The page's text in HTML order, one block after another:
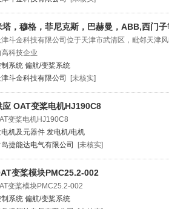
塔，穆格，菲尼克斯，巴赫曼，ABB,西门
津斗金科技有限公司位于天津市武清区，毗邻天津
科技企业
系统 偏航/变桨系统
津斗金科技有限公司
[未核实]
应 OAT变桨电机HJ190C8
变桨电机HJ190C8
机及元器件 发电机/电机
捷能达电气有限公司
[未核实]
变桨模块PMC25.2-002
变桨模块PMC25.2-002
系统 偏航/变桨系统